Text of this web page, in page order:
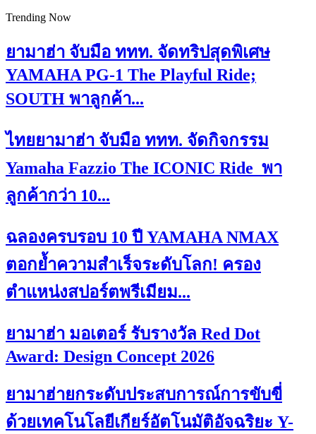
Trending Now
ยามาฮ่า จับมือ ททท. จัดทริปสุดพิเศษ
YAMAHA PG-1 The Playful Ride;
SOUTH พาลูกค้า...
ไทยยามาฮ่า จับมือ ททท. จัดกิจกรรม
Yamaha Fazzio The ICONIC Ride พา
ลูกค้ากว่า 10...
ฉลองครบรอบ 10 ปี YAMAHA NMAX
ตอกย้ำความสำเร็จระดับโลก! ครอง
ตำแหน่งสปอร์ตพรีเมียม...
ยามาฮ่า มอเตอร์ รับรางวัล Red Dot
Award: Design Concept 2026
ยามาฮ่ายกระดับประสบการณ์การขับขี่
ด้วยเทคโนโลยีเกียร์อัตโนมัติอัจฉริยะ Y-